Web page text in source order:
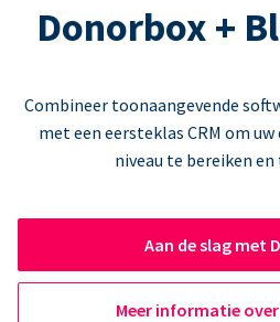
Donorbox +
Combineer toonaangevende
met een eersteklas CRM om
niveau te bereiken
Aan de slag met
Meer informatie